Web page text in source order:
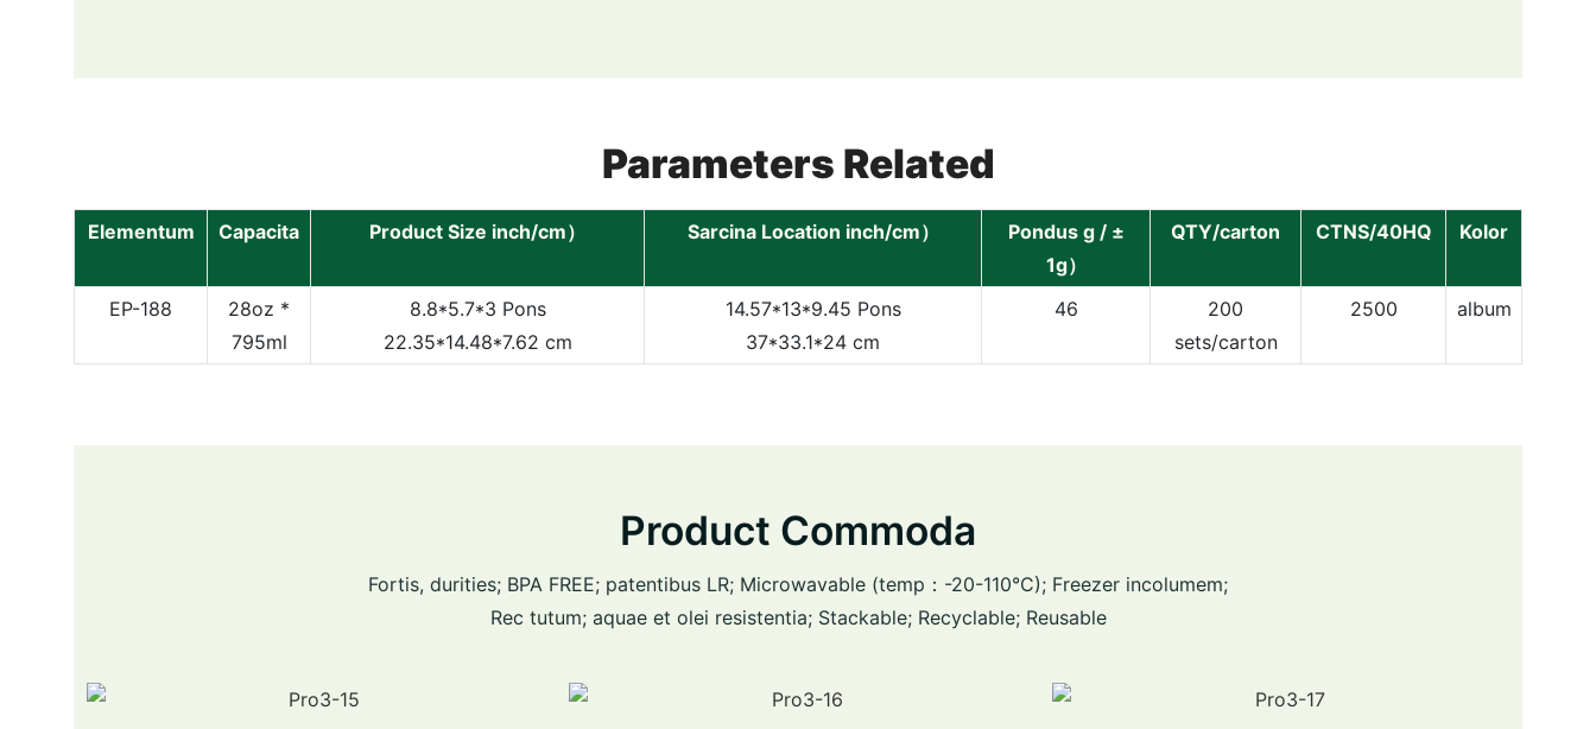
Parameters Related
Elementum Capacita Product Size inch/cm） Sarcina Location inch/cm）
Pondus g / ±
1g）
QTY/carton CTNS/40HQ Kolor
EP-188
28oz *
795ml
8.8*5.7*3 Pons
22.35*14.48*7.62 cm
14.57*13*9.45 Pons
37*33.1*24 cm
46
200
sets/carton
2500 album
Product Commoda
Fortis, durities; BPA FREE; patentibus LR; Microwavable (temp：-20-110°C); Freezer incolumem;
Rec tutum; aquae et olei resistentia; Stackable; Recyclable; Reusable